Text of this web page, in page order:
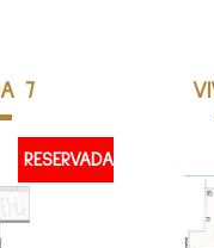
7
RESERVADA